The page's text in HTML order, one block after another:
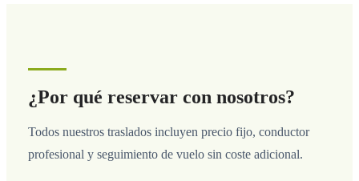
¿Por qué reservar con nosotros?
Todos nuestros traslados incluyen precio fijo, conductor
profesional y seguimiento de vuelo sin coste adicional.